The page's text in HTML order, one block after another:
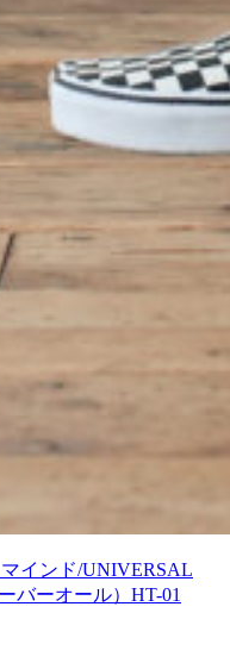
インド/UNIVERSAL
バーオール）HT-01